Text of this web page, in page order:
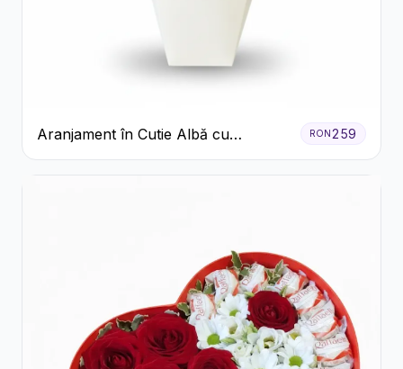
Aranjament în Cutie Albă cu
Trandafiri Roșii și Lisianthus
RON 259